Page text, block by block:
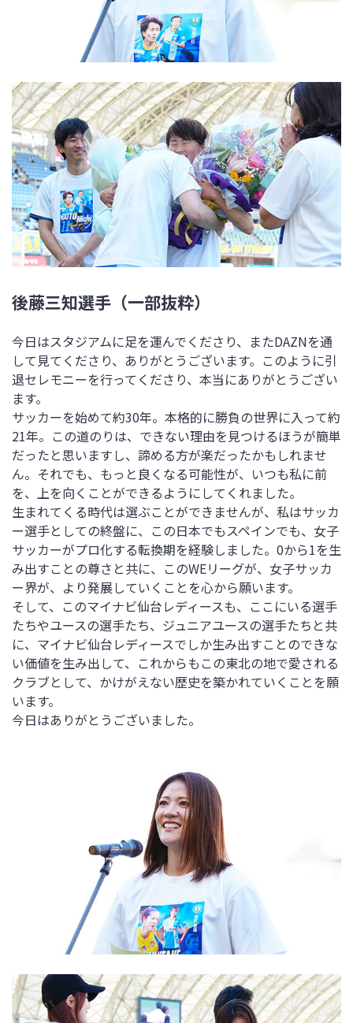
後藤三知選手（一部抜粋）
今日はスタジアムに足を運んでくださり、またDAZNを通
して見てくださり、ありがとうございます。このように引
退セレモニーを行ってくださり、本当にありがとうござい
ます。
サッカーを始めて約30年。本格的に勝負の世界に入って約
21年。この道のりは、できない理由を見つけるほうが簡単
だったと思いますし、諦める方が楽だったかもしれませ
ん。それでも、もっと良くなる可能性が、いつも私に前
を、上を向くことができるようにしてくれました。
生まれてくる時代は選ぶことができませんが、私はサッカ
ー選手としての終盤に、この日本でもスペインでも、女子
サッカーがプロ化する転換期を経験しました。0から1を生
み出すことの尊さと共に、このWEリーグが、女子サッカ
ー界が、より発展していくことを心から願います。
そして、このマイナビ仙台レディースも、ここにいる選手
たちやユースの選手たち、ジュニアユースの選手たちと共
に、マイナビ仙台レディースでしか生み出すことのできな
い価値を生み出して、これからもこの東北の地で愛される
クラブとして、かけがえない歴史を築かれていくことを願
います。
今日はありがとうございました。